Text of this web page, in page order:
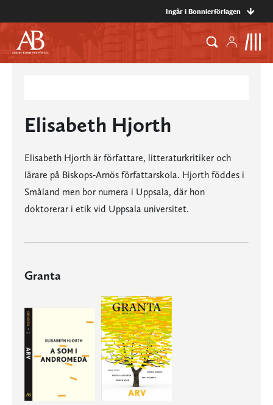
Ingår i Bonnierförlagen
Elisabeth Hjorth
Elisabeth Hjorth är författare, litteraturkritiker och
lärare på Biskops-Arnös författarskola. Hjorth föddes i
Småland men bor numera i Uppsala, där hon
doktorerar i etik vid Uppsala universitet.
Granta